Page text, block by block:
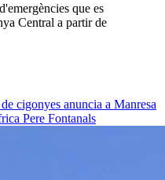
que es
Central a partir de
cigonyes anuncia a Manresa
Pere Fontanals